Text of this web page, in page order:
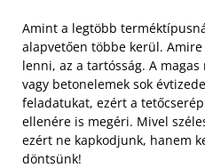
Amint a legtöbb
alapvetően többe kerül.
lenni, az a tartósság. A
vagy betonelemek sok
feladatukat, ezért a
ellenére is megéri. Mivel
ezért ne kapkodjunk, hanem
döntsünk!